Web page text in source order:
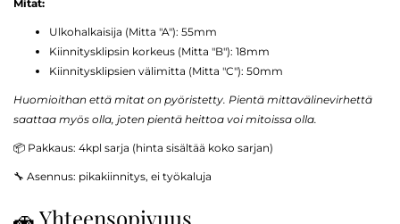
Mitat:
Ulkohalkaisija (Mitta "A"): 55mm
Kiinnitysklipsin korkeus (Mitta "B"): 18mm
Kiinnitysklipsien välimitta (Mitta "C"): 50mm
Huomioithan että mitat on pyöristetty. Pientä mittavälinevirhettä
saattaa myös olla, joten pientä heittoa voi mitoissa olla.
📦 Pakkaus: 4kpl sarja (hinta sisältää koko sarjan)
🔧 Asennus: pikakiinnitys, ei työkaluja
🚗 Yhteensopivuus